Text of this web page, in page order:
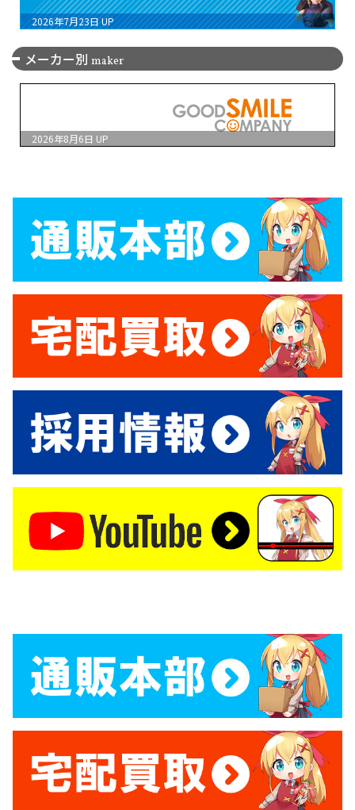
2026年7月23日 UP
メーカー別 maker
2026年8月6日 UP